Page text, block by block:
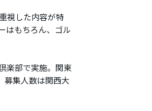
視した内容が特
はもちろん、ゴル
楽部で実施。関東
募集人数は関西大